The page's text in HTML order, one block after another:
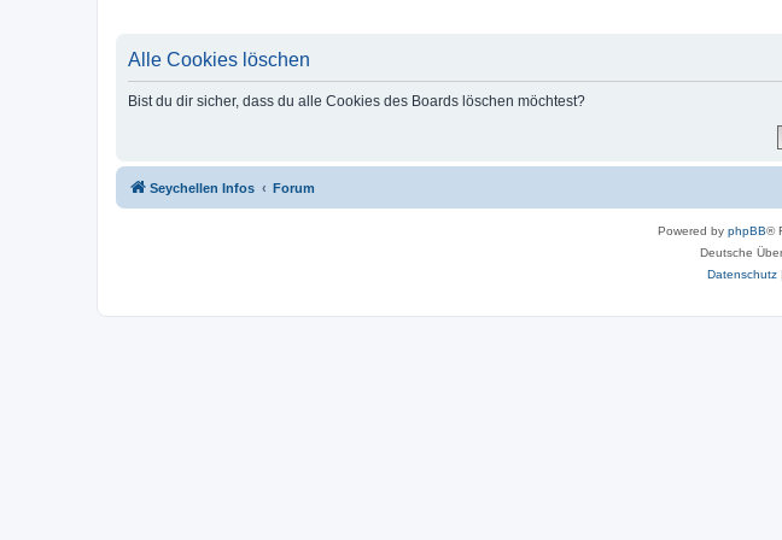
Alle Cookies löschen
Bist du dir sicher, dass du alle Cookies des Boards löschen möchtest?
Seychellen Infos Forum
Powered by phpBB®
Deutsche
Datenschutz|